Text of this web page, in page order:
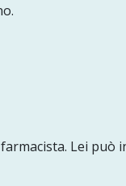
Lei può